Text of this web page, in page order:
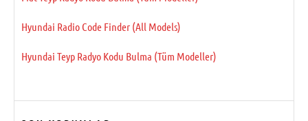
Hyundai Radio Code Finder (All Models)
Hyundai Teyp Radyo Kodu Bulma (Tüm Modeller)